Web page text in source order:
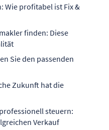
Wie profitabel ist Fix &
finden: Diese
Sie den passenden
Zukunft hat die
steuern:
Verkauf